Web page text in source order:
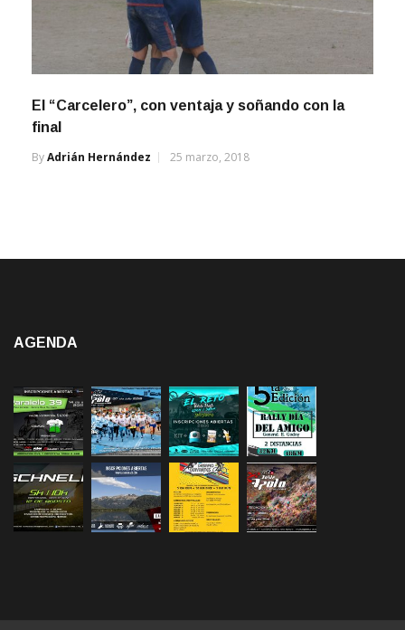
El “Carcelero”, con ventaja y soñando con la
final
ByAdrián Hernández 25 marzo, 2018
AGENDA